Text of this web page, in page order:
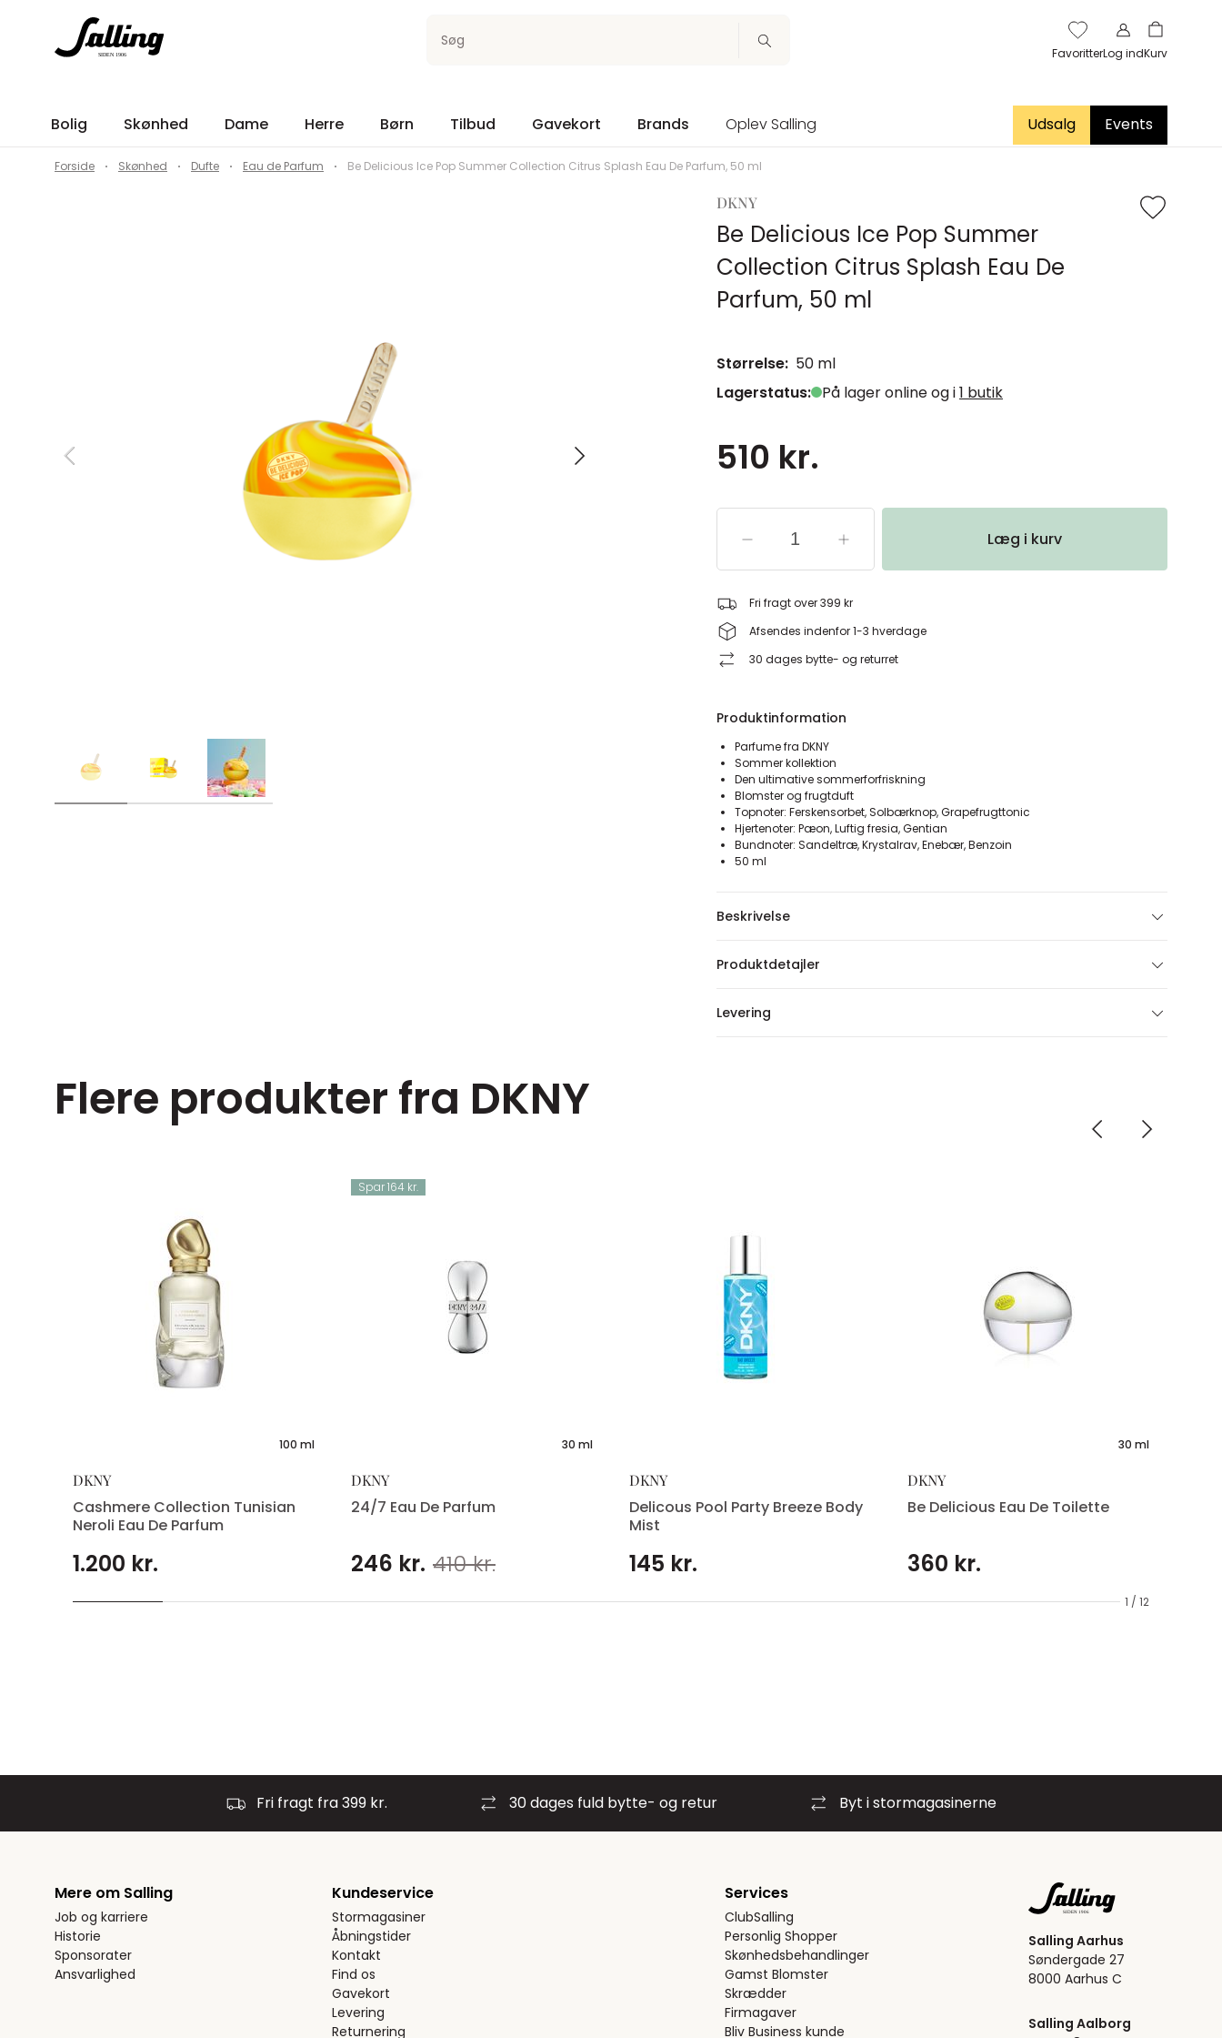
Søg
FavoritterLog indKurv
Bolig Skønhed Dame Herre Børn Tilbud Gavekort Brands Oplev Salling Udsalg Events
Forside Skønhed Dufte Eau de Parfum Be Delicious Ice Pop Summer Collection Citrus Splash Eau De Parfum, 50 ml
DKNY
Be Delicious Ice Pop Summer
Collection Citrus Splash Eau De
Parfum, 50 ml
Størrelse: 50 ml
Lagerstatus: På lager online og i1 butik
510 kr.
Læg i kurv
Fri fragt over 399 kr
Afsendes indenfor 1-3 hverdage
30 dages bytte- og returret
Produktinformation
Parfume fra DKNY
Sommer kollektion
Den ultimative sommerforfriskning
Blomster og frugtduft
Topnoter: Ferskensorbet, Solbærknop, Grapefrugttonic
Hjertenoter: Pæon, Luftig fresia, Gentian
Bundnoter: Sandeltræ, Krystalrav, Enebær, Benzoin
50 ml
Beskrivelse
Produktdetajler
Levering
Flere produkter fra DKNY
1 / 12
100 ml
DKNY
Cashmere Collection Tunisian
Neroli Eau De Parfum
1.200 kr.
Spar 164 kr.
30 ml
DKNY
24/7 Eau De Parfum
246 kr. 410 kr.
DKNY
Delicous Pool Party Breeze Body
Mist
145 kr.
30 ml
DKNY
Be Delicious Eau De Toilette
360 kr.
Fri fragt fra 399 kr. 30 dages fuld bytte- og retur Byt i stormagasinerne
Mere om Salling
Job og karriere
Historie
Sponsorater
Ansvarlighed
Kundeservice
Stormagasiner
Åbningstider
Kontakt
Find os
Gavekort
Levering
Returnering
Services
ClubSalling
Personlig Shopper
Skønhedsbehandlinger
Gamst Blomster
Skrædder
Firmagaver
Bliv Business kunde
Salling Aarhus
Søndergade 27
8000 Aarhus C
Salling Aalborg